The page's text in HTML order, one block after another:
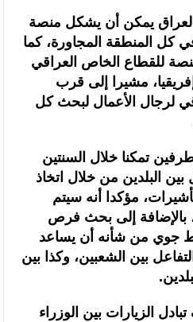
العراق يمكن أن يشكل منصة
كل المنطقة المجاورة، كما
للقطاع الخاص العراقي
مشيرا إلى قرب
لرجال الأعمال لبحث كل
تمكنا خلال السنتين
بين البلدين من خلال اتخاذ
مؤكدا أنه سيتم
بالإضافة إلى بحث فرص
جوي من شأنه أن يساعد
بين الشعبين، وكذا بين
الزيارات بين الوزراء